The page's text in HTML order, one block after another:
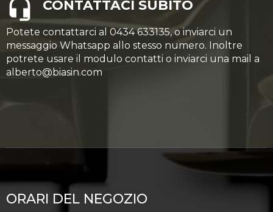
CONTATTACI SUBITO
Potete contattarci al 0434 633135, o inviarci un
messaggio Whatsapp allo stesso numero. Inoltre
potrete usare il modulo contatti o inviarci una mail a
alberto@biasin.com
ORARI DEL NEGOZIO